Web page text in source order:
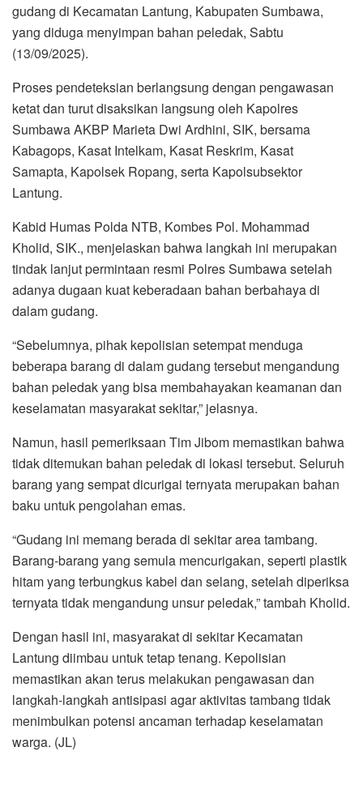
gudang di Kecamatan Lantung, Kabupaten Sumbawa,
yang diduga menyimpan bahan peledak, Sabtu
(13/09/2025).
Proses pendeteksian berlangsung dengan pengawasan
ketat dan turut disaksikan langsung oleh Kapolres
Sumbawa AKBP Marieta Dwi Ardhini, SIK, bersama
Kabagops, Kasat Intelkam, Kasat Reskrim, Kasat
Samapta, Kapolsek Ropang, serta Kapolsubsektor
Lantung.
Kabid Humas Polda NTB, Kombes Pol. Mohammad
Kholid, SIK., menjelaskan bahwa langkah ini merupakan
tindak lanjut permintaan resmi Polres Sumbawa setelah
adanya dugaan kuat keberadaan bahan berbahaya di
dalam gudang.
“Sebelumnya, pihak kepolisian setempat menduga
beberapa barang di dalam gudang tersebut mengandung
bahan peledak yang bisa membahayakan keamanan dan
keselamatan masyarakat sekitar,” jelasnya.
Namun, hasil pemeriksaan Tim Jibom memastikan bahwa
tidak ditemukan bahan peledak di lokasi tersebut. Seluruh
barang yang sempat dicurigai ternyata merupakan bahan
baku untuk pengolahan emas.
“Gudang ini memang berada di sekitar area tambang.
Barang-barang yang semula mencurigakan, seperti plastik
hitam yang terbungkus kabel dan selang, setelah diperiksa
ternyata tidak mengandung unsur peledak,” tambah Kholid.
Dengan hasil ini, masyarakat di sekitar Kecamatan
Lantung diimbau untuk tetap tenang. Kepolisian
memastikan akan terus melakukan pengawasan dan
langkah-langkah antisipasi agar aktivitas tambang tidak
menimbulkan potensi ancaman terhadap keselamatan
warga. (JL)